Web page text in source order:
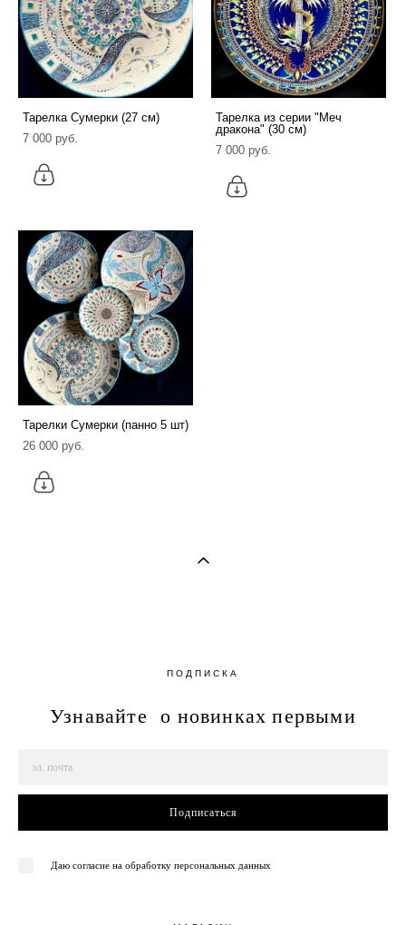
Тарелка Сумерки (27 см)
7 000 pуб.
Тарелка из серии "Меч
дракона" (30 см)
7 000 pуб.
Тарелки Сумерки (панно 5 шт)
26 000 pуб.
ПОДПИСКА
Узнавайте о новинках первыми
Подписаться
Даю согласие на обработку персональных данных